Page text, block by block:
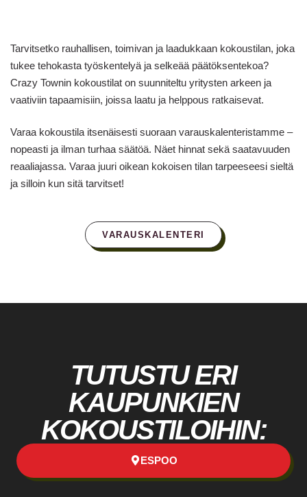
Tarvitsetko rauhallisen, toimivan ja laadukkaan kokoustilan, joka
tukee tehokasta työskentelyä ja selkeää päätöksentekoa?
Crazy Townin kokoustilat on suunniteltu yritysten arkeen ja
vaativiin tapaamisiin, joissa laatu ja helppous ratkaisevat.
Varaa kokoustila itsenäisesti suoraan varauskalenteristamme –
nopeasti ja ilman turhaa säätöä. Näet hinnat sekä saatavuuden
reaaliajassa. Varaa juuri oikean kokoisen tilan tarpeeseesi sieltä
ja silloin kun sitä tarvitset!
VARAUSKALENTERI
TUTUSTU ERI
KAUPUNKIEN
KOKOUSTILOIHIN:
ESPOO